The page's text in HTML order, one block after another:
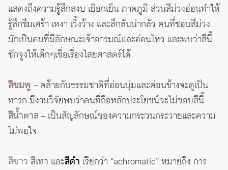
แสดงถึงความรู้สึกสงบ เยือกเย็น ภาคภูมิ ส่วนสีม่วงอ่อนทำให้
รู้สึกซึมเศร้า เหงา เวิ้งว้าง และลึกลับน่ากลัว คนที่ชอบสีม่วง
มักเป็นคนที่มีลักษณะเจ้าอารมณ์และอ่อนไหว และพบว่าสีนี้
ชักจูงให้เด็กๆเชื่อเรื่องไสยศาสตร์ได้
สีชมพู – คล้ายกับธรรมชาติที่อ่อนนุ่มและค่อนข้างจะดูเป็น
ทารก มีงานวิจัยพบว่าคนที่ถือหลักประโยชน์จะไม่ชอบสีนี้
สีน้ำตาล – เป็นสัญลักษณ์ของความกระวนกระวายและความ
ไม่พอใจ
สีขาว สีเทา และสีดำ เรียกว่า “achromatic” หมายถึง การ